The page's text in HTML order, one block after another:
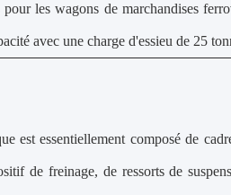
pour les wagons de marchandises
avec une charge d'essieu de 25
est essentiellement composé de
de freinage, de ressorts de